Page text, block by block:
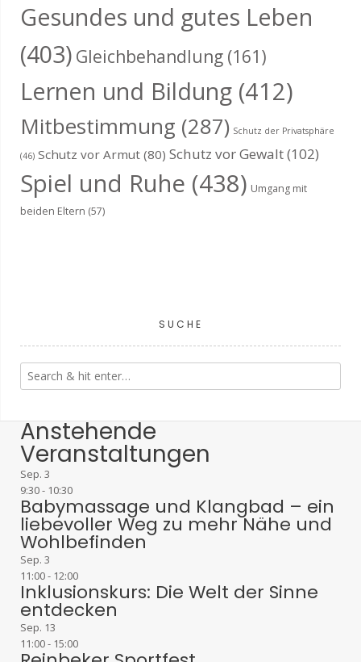
Gesundes und gutes Leben
(403) Gleichbehandlung (161)
Lernen und Bildung (412)
Mitbestimmung (287) Schutz der Privatsphäre
(46) Schutz vor Armut (80) Schutz vor Gewalt(102)
Spiel und Ruhe (438) Umgang mit
beiden Eltern (57)
SUCHE
Anstehende
Veranstaltungen
Sep. 3
9:30- 10:30
Babymassage und Klangbad – ein
liebevoller Weg zu mehr Nähe und
Wohlbefinden
Sep. 3
11:00- 12:00
Inklusionskurs: Die Welt der Sinne
entdecken
Sep. 13
11:00- 15:00